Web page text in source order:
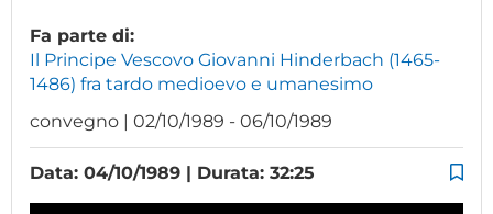
Fa parte di:
Il Principe Vescovo Giovanni Hinderbach (1465-
1486) fra tardo medioevo e umanesimo
convegno | 02/10/1989 - 06/10/1989
Data: 04/10/1989 | Durata: 32:25